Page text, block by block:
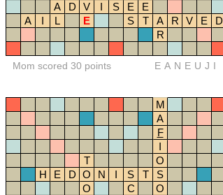
A
D V I S E
E
A
I L E S T A R V E
D
R
Mom scored 30 points EANEUJI
M
A
F
I
T
O
H
E D O N I S T
S
O
C
O